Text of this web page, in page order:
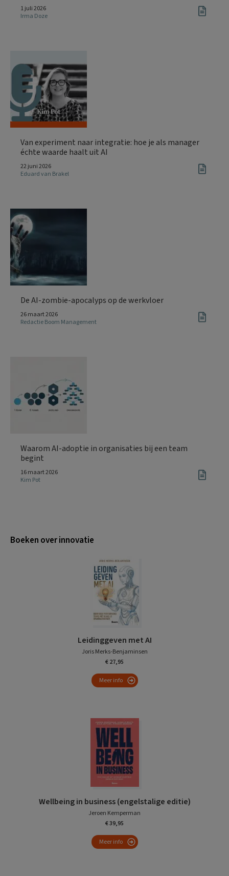
1 juli 2026
Irma Doze
Van experiment naar integratie: hoe je als manager
échte waarde haalt uit AI
22 juni 2026
Eduard van Brakel
De AI-zombie-apocalyps op de werkvloer
26 maart 2026
Redactie Boom Management
Waarom AI-adoptie in organisaties bij een team
begint
16 maart 2026
Kim Pot
Boeken over innovatie
Leidinggeven met AI
Joris Merks-Benjaminsen
€ 27,95
Meer info
Wellbeing in business (engelstalige editie)
Jeroen Kemperman
€ 39,95
Meer info